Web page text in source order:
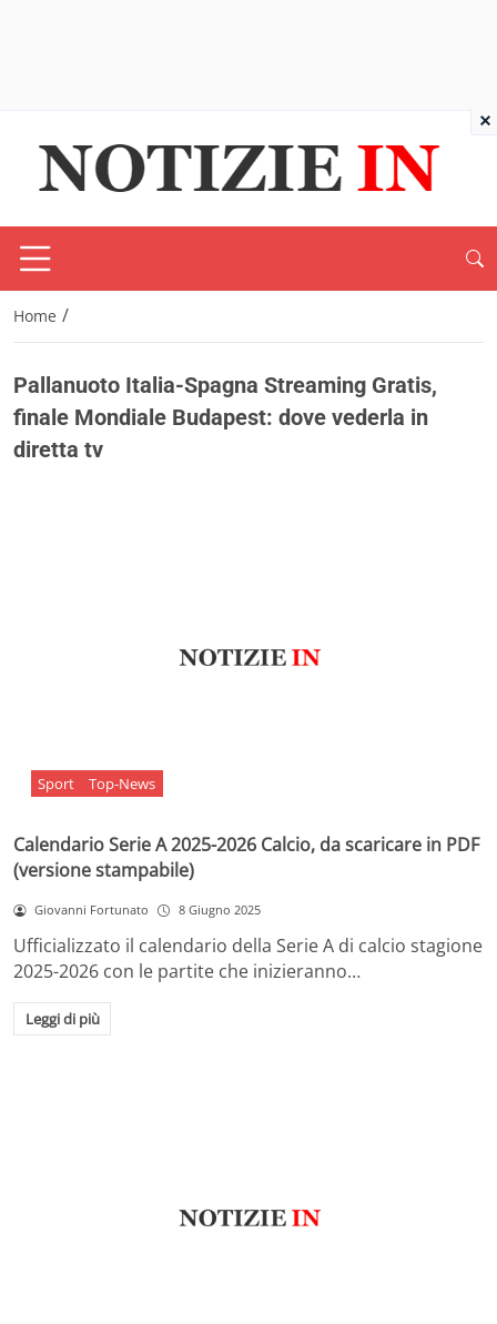
Home /
Pallanuoto Italia-Spagna Streaming Gratis,
finale Mondiale Budapest: dove vederla in
diretta tv
Sport Top-News
Calendario Serie A 2025-2026 Calcio, da scaricare in PDF
(versione stampabile)
Giovanni Fortunato 8 Giugno 2025
Ufficializzato il calendario della Serie A di calcio stagione
2025-2026 con le partite che inizieranno…
Leggi di più
×